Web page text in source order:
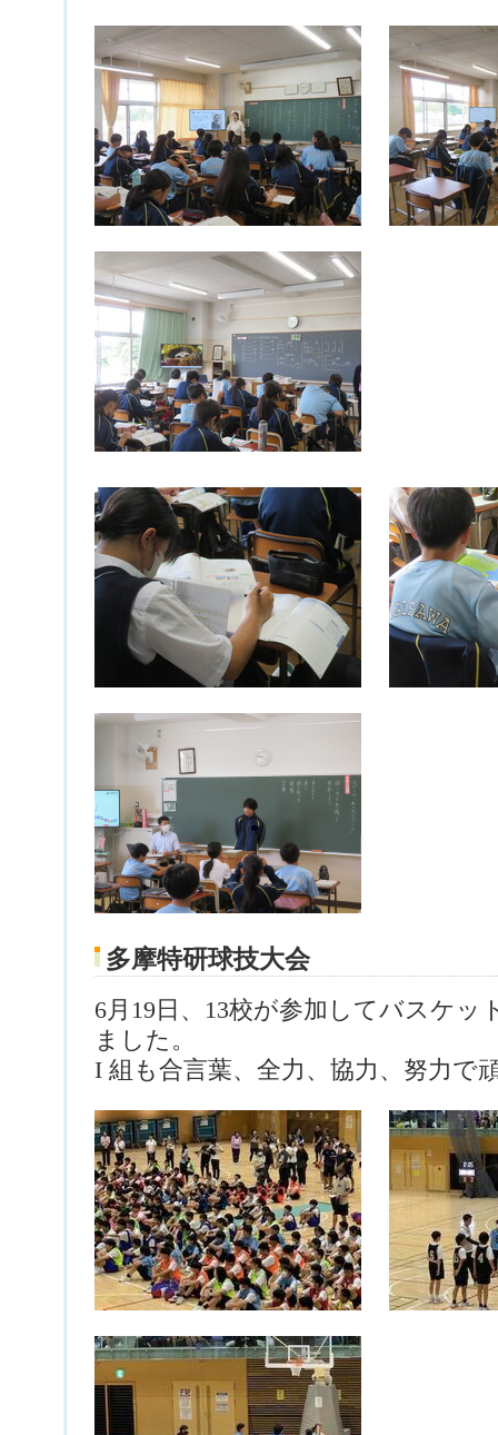
多摩特研球技大会
6月19日、13校が参加してバスケッ
ました。
I 組も合言葉、全力、協力、努力で